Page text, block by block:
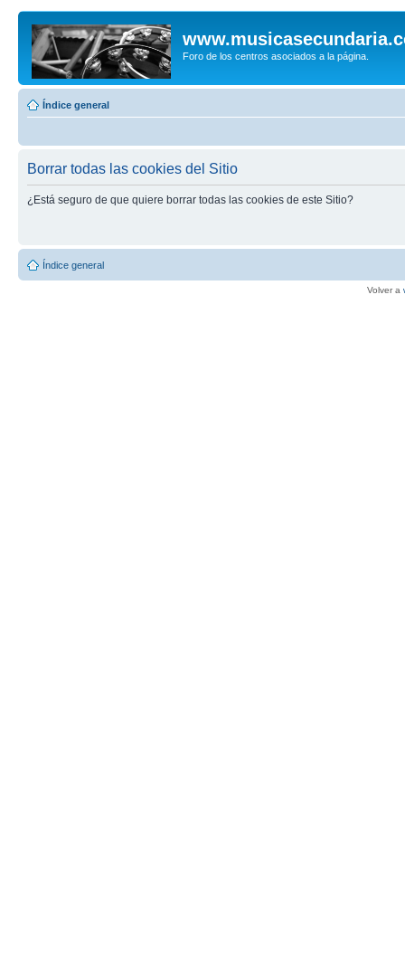
Foro de los centros asociados a la página.
Índice general
Borrar todas las cookies del Sitio
¿Está seguro de que quiere borrar todas las cookies de este Sitio?
Índice general
Volver a